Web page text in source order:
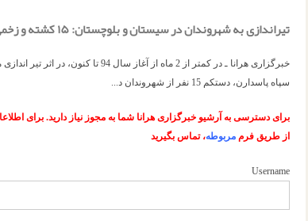
تیراندازی به شهروندان در سیستان و بلوچستان: ۱۵ کشته و زخمی در کمتر از ۲ ماه
خبرگزاری هرانا ـ در کمتر از 2 ماه از آغاز
سپاه پاسدارن، دستکم 15 نفر از شهروندان د...
برای دسترسی به آرشیو خبرگزاری هرانا شما به مجوز نیاز دارید. برای
از طریق فرم مربوطه، تماس بگیرید
Username